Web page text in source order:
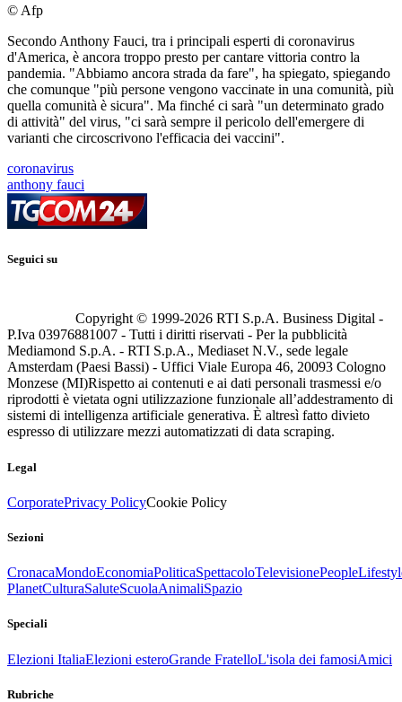
© Afp
Secondo Anthony Fauci, tra i principali esperti di coronavirus
d'America, è ancora troppo presto per cantare vittoria contro la
pandemia. "Abbiamo ancora strada da fare", ha spiegato, spiegando
che comunque "più persone vengono vaccinate in una comunità, più
quella comunità è sicura". Ma finché ci sarà "un determinato grado
di attività" del virus, "ci sarà sempre il pericolo dell'emergere di
varianti che circoscrivono l'efficacia dei vaccini".
coronavirus
anthony fauci
Seguici su
Copyright © 1999-2026 RTI S.p.A. Business Digital -
P.Iva 03976881007 - Tutti i diritti riservati - Per la pubblicità
Mediamond S.p.A. - RTI S.p.A., Mediaset N.V., sede legale
Amsterdam (Paesi Bassi) - Uffici Viale Europa 46, 20093 Cologno
Monzese (MI)Rispetto ai contenuti e ai dati personali trasmessi e/o
riprodotti è vietata ogni utilizzazione funzionale all’addestramento di
sistemi di intelligenza artificiale generativa. È altresì fatto divieto
espresso di utilizzare mezzi automatizzati di data scraping.
Legal
CorporatePrivacy PolicyCookie Policy
Sezioni
CronacaMondoEconomiaPoliticaSpettacoloTelevisionePeople
PlanetCulturaSaluteScuolaAnimaliSpazio
Speciali
Elezioni ItaliaElezioni esteroGrande FratelloL'isola dei famosiAmici
Rubriche